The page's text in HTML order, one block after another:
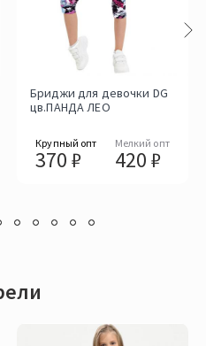
Бриджи для девочки DG
цв.ПАНДА ЛЕО
Крупный опт
370 ₽
Мелкий опт
420 ₽